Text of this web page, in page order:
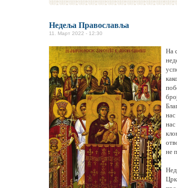
Недеља Православља
11. Март 2022 - 12:30
На
не